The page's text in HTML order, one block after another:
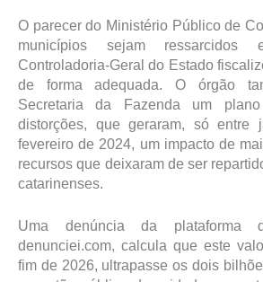
O parecer do Ministério Público de
municípios sejam
Controladoria-Geral do Estado
de forma adequada. O órgão
Secretaria da Fazenda um
distorções, que geraram, só entre
fevereiro de 2024, um impacto de
recursos que deixaram de ser
catarinenses.
Uma denúncia da plataforma
denunciei.com, calcula que este
fim de 2026, ultrapasse os dois